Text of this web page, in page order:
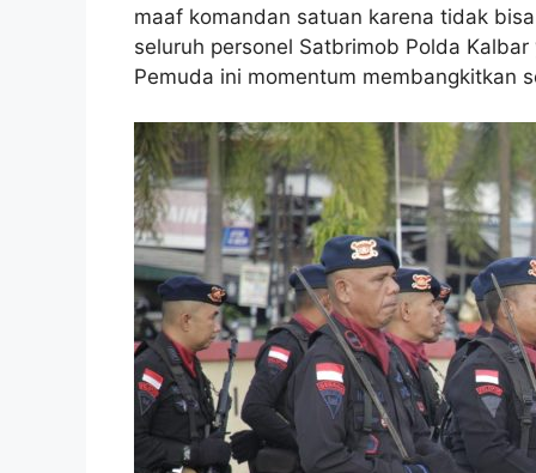
maaf komandan satuan karena tidak
seluruh personel Satbrimob Polda
Pemuda ini momentum membangkitkan